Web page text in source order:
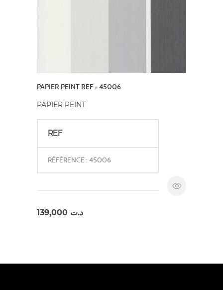
PAPIER PEINT REF = 45006
PAPIER PEINT
REF
RÉFÉRENCE : 45006
د.ت